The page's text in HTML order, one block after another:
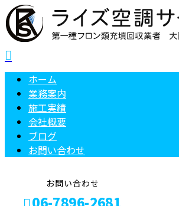
ホーム
業務案内
施工実績
会社概要
ブログ
お問い合わせ
お問い合わせ
06-7896-2681